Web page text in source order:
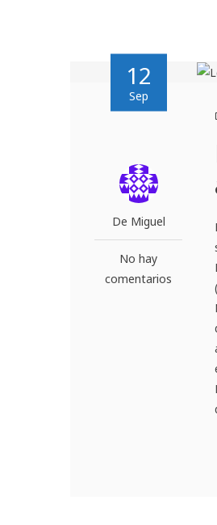
12
Sep
De Miguel
No hay
comentarios